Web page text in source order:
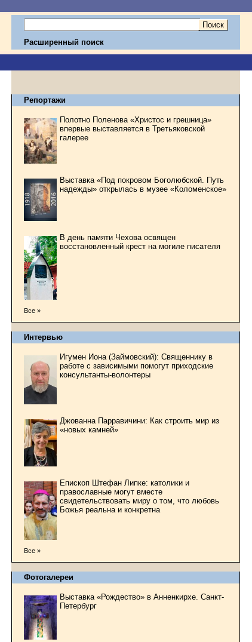
Расширенный поиск
Репортажи
Полотно Поленова «Христос и грешница»
впервые выставляется в Третьяковской
галерее
Выставка «Под покровом Боголюбской. Путь
надежды» открылась в музее «Коломенское»
В день памяти Чехова освящен
восстановленный крест на могиле писателя
Все »
Интервью
Игумен Иона (Займовский): Священнику в
работе с зависимыми помогут приходские
консультанты-волонтеры
Джованна Парравичини: Как строить мир из
«новых камней»
Епископ Штефан Липке: католики и
православные могут вместе
свидетельствовать миру о том, что любовь
Божья реальна и конкретна
Все »
Фотогалереи
Выставка «Рождество» в Анненкирхе. Санкт-
Петербург